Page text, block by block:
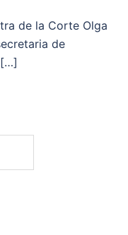
de la Corte Olga
de
[…]